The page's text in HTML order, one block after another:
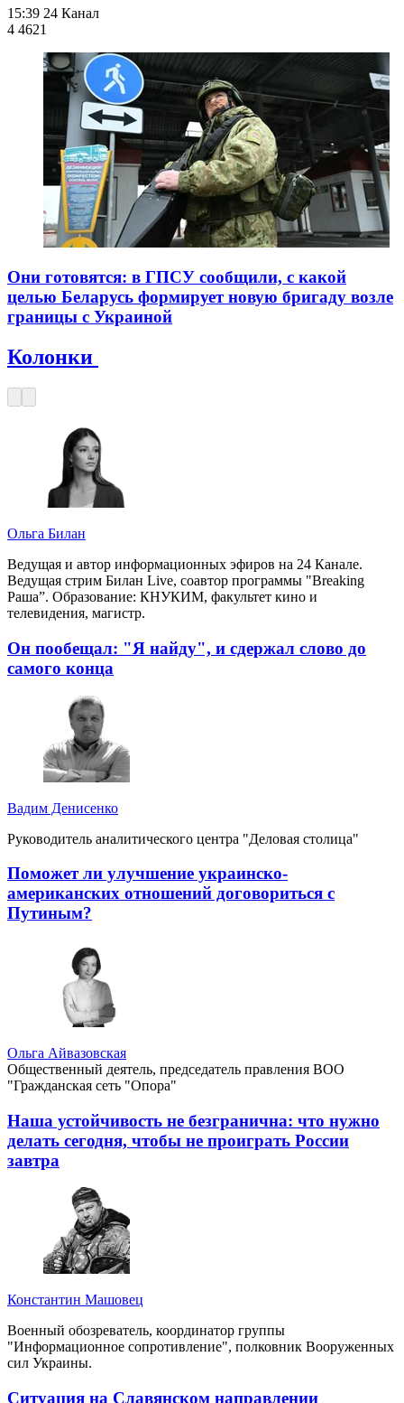
15:39 24 Канал
4 4621
Они готовятся: в ГПСУ сообщили, с какой
целью Беларусь формирует новую бригаду возле
границы с Украиной
Колонки
Ольга Билан
Ведущая и автор информационных эфиров на 24 Канале.
Ведущая стрим Билан Live, соавтор программы "Breaking
Раша”. Образование: КНУКИМ, факультет кино и
телевидения, магистр.
Он пообещал: "Я найду", и сдержал слово до
самого конца
Вадим Денисенко
Руководитель аналитического центра "Деловая столица"
Поможет ли улучшение украинско-
американских отношений договориться с
Путиным?
Ольга Айвазовская
Общественный деятель, председатель правления ВОО
"Гражданская сеть "Опора"
Наша устойчивость не безгранична: что нужно
делать сегодня, чтобы не проиграть России
завтра
Константин Машовец
Военный обозреватель, координатор группы
"Информационное сопротивление", полковник Вооруженных
сил Украины.
Ситуация на Славянском направлении